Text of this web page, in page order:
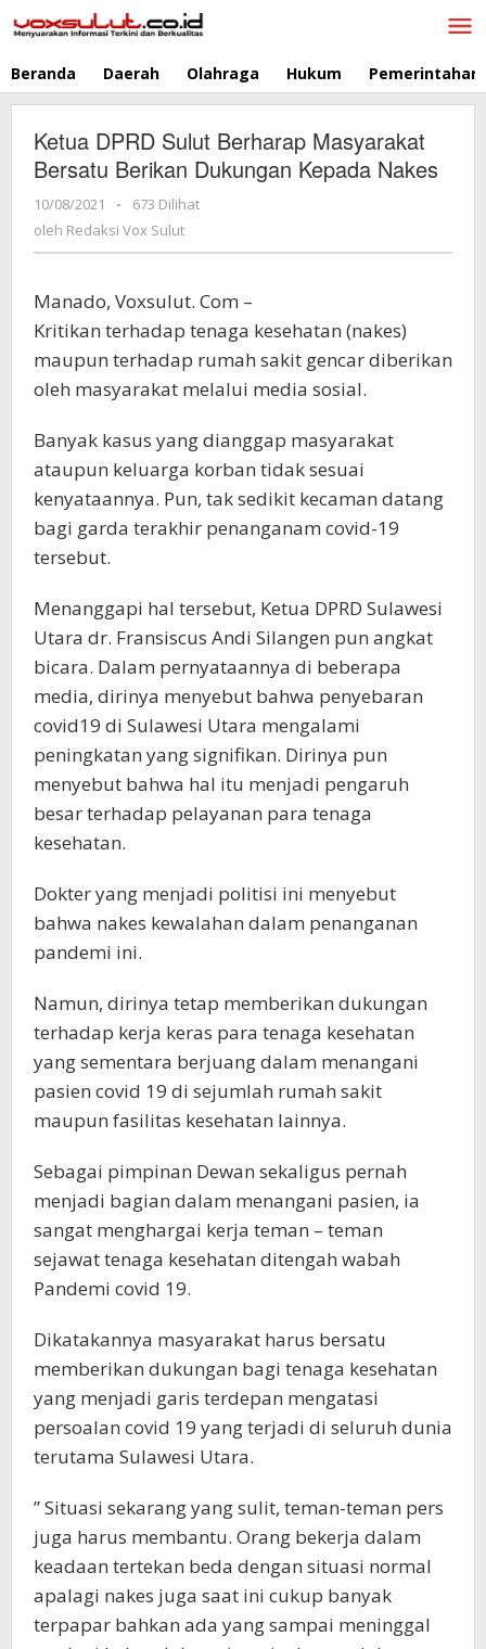
ke
Beranda Daerah Olahraga Hukum Pemerintahan
Ketua DPRD Sulut Berharap Masyarakat
Bersatu Berikan Dukungan Kepada Nakes
10/08/2021
oleh
Redaksi
-
673 Dilihat
oleh Redaksi Vox Sulut
Manado, Voxsulut. Com –
Kritikan terhadap tenaga kesehatan (nakes)
maupun terhadap rumah sakit gencar diberikan
oleh masyarakat melalui media sosial.
Banyak kasus yang dianggap masyarakat
ataupun keluarga korban tidak sesuai
kenyataannya. Pun, tak sedikit kecaman datang
bagi garda terakhir penanganam covid-19
tersebut.
Menanggapi hal tersebut, Ketua DPRD Sulawesi
Utara dr. Fransiscus Andi Silangen pun angkat
bicara. Dalam pernyataannya di beberapa
media, dirinya menyebut bahwa penyebaran
covid19 di Sulawesi Utara mengalami
peningkatan yang signifikan. Dirinya pun
menyebut bahwa hal itu menjadi pengaruh
besar terhadap pelayanan para tenaga
kesehatan.
Dokter yang menjadi politisi ini menyebut
bahwa nakes kewalahan dalam penanganan
pandemi ini.
Namun, dirinya tetap memberikan dukungan
terhadap kerja keras para tenaga kesehatan
yang sementara berjuang dalam menangani
pasien covid 19 di sejumlah rumah sakit
maupun fasilitas kesehatan lainnya.
Sebagai pimpinan Dewan sekaligus pernah
menjadi bagian dalam menangani pasien, ia
sangat menghargai kerja teman – teman
sejawat tenaga kesehatan ditengah wabah
Pandemi covid 19.
Dikatakannya masyarakat harus bersatu
memberikan dukungan bagi tenaga kesehatan
yang menjadi garis terdepan mengatasi
persoalan covid 19 yang terjadi di seluruh dunia
terutama Sulawesi Utara.
” Situasi sekarang yang sulit, teman-teman pers
juga harus membantu. Orang bekerja dalam
keadaan tertekan beda dengan situasi normal
apalagi nakes juga saat ini cukup banyak
terpapar bahkan ada yang sampai meninggal